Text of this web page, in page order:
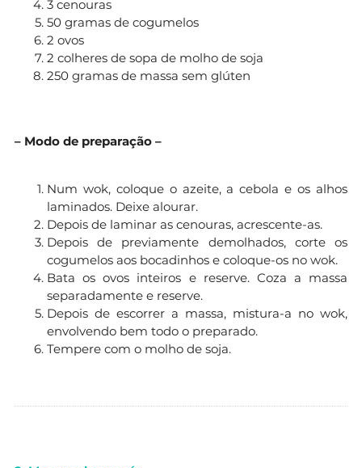
3 cenouras
50 gramas de cogumelos
2 ovos
2 colheres de sopa de molho de soja
250 gramas de massa sem glúten
– Modo de preparação –
Num wok, coloque o azeite, a cebola e os alhos
laminados. Deixe alourar.
Depois de laminar as cenouras, acrescente-as.
Depois de previamente demolhados, corte os
cogumelos aos bocadinhos e coloque-os no wok.
Bata os ovos inteiros e reserve. Coza a massa
separadamente e reserve.
Depois de escorrer a massa, mistura-a no wok,
envolvendo bem todo o preparado.
Tempere com o molho de soja.